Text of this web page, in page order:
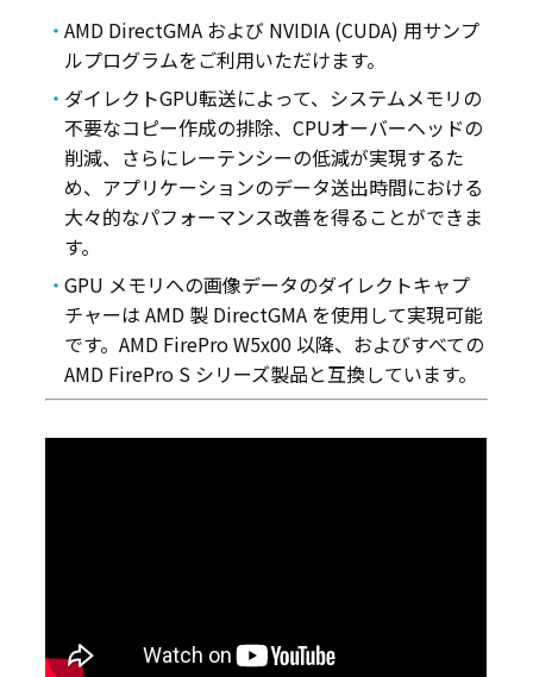
AMD DirectGMA および NVIDIA (CUDA) 用サンプ
ルプログラムをご利用いただけます。
ダイレクトGPU転送によって、システムメモリの
不要なコピー作成の排除、CPUオーバーヘッドの
削減、さらにレーテンシーの低減が実現するた
め、アプリケーションのデータ送出時間における
大々的なパフォーマンス改善を得ることができま
す。
GPU メモリへの画像データのダイレクトキャプ
チャーは AMD 製 DirectGMA を使用して実現可能
です。AMD FirePro W5x00 以降、およびすべての
AMD FirePro S シリーズ製品と互換しています。